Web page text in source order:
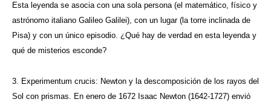
Esta leyenda se asocia con una sola persona (el matemático, físico y
astrónomo italiano Galileo Galilei), con un lugar (la torre inclinada de
Pisa) y con un único episodio. ¿Qué hay de verdad en esta leyenda y
qué de misterios esconde?
3. Experimentum crucis: Newton y la descomposición de los rayos del
Sol con prismas. En enero de 1672 Isaac Newton (1642-1727) envió